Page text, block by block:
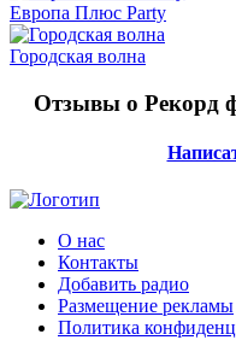
Европа Плюс Party
Городская волна
Отзывы о Рекорд
О нас
Контакты
Добавить радио
Размещение рекламы
Политика